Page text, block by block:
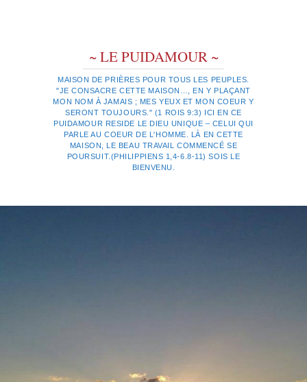
~ LE PUIDAMOUR ~
MAISON DE PRIÈRES POUR TOUS LES PEUPLES.
"JE CONSACRE CETTE MAISON…, EN Y PLAÇANT
MON NOM À JAMAIS ; MES YEUX ET MON COEUR Y
SERONT TOUJOURS." (1 ROIS 9:3) ICI EN CE
PUIDAMOUR RESIDE LE DIEU UNIQUE – CELUI QUI
PARLE AU COEUR DE L'HOMME. LÀ EN CETTE
MAISON, LE BEAU TRAVAIL COMMENCÉ SE
POURSUIT.(PHILIPPIENS 1,4-6.8-11) SOIS LE
BIENVENU.